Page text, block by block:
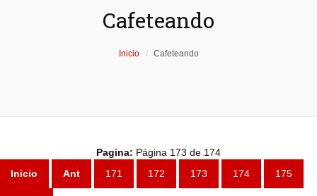
Cafeteando
Inicio Cafeteando
Pagina: Página 173 de 174
Inicio
Ant 171 172 173 174 175